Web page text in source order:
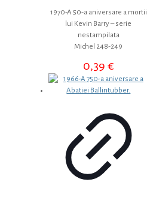
1970-A 50-a aniversare a mortii
lui Kevin Barry – serie
nestampilata
Michel 248-249
0,39 €